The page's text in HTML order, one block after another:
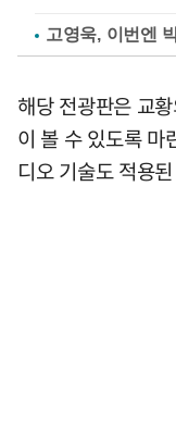
고영욱, 이번엔
해당 전광판은 교
이 볼 수 있도록 마
디오 기술도 적용